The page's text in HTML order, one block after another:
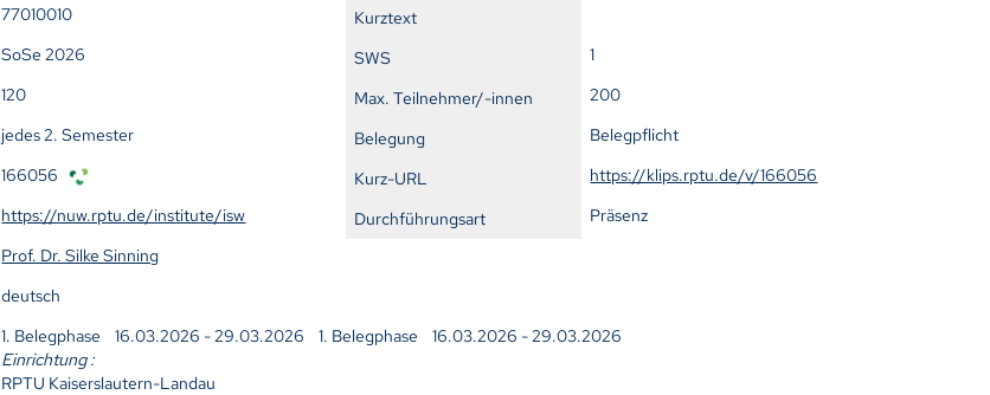
77010010
Kurztext
SoSe 2026 SWS
1
120 Max. Teilnehmer/-innen
200
jedes 2. Semester Belegung
Belegpflicht
166056 Kurz-URL
https://klips.rptu.de/v/166056
https://nuw.rptu.de/institute/isw Durchführungsart
Präsenz
Prof. Dr. Silke Sinning
deutsch
1. Belegphase 16.03.2026 - 29.03.2026 1. Belegphase 16.03.2026 - 29.03.2026
Einrichtung :
RPTU Kaiserslautern-Landau